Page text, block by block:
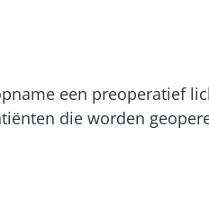
een preoperatief
die worden